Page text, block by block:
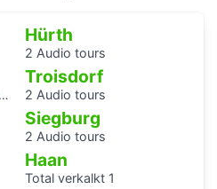
Hürth
2 Audio tours
Troisdorf
2 Audio tours
Siegburg
2 Audio tours
Haan
Total verkalkt 1